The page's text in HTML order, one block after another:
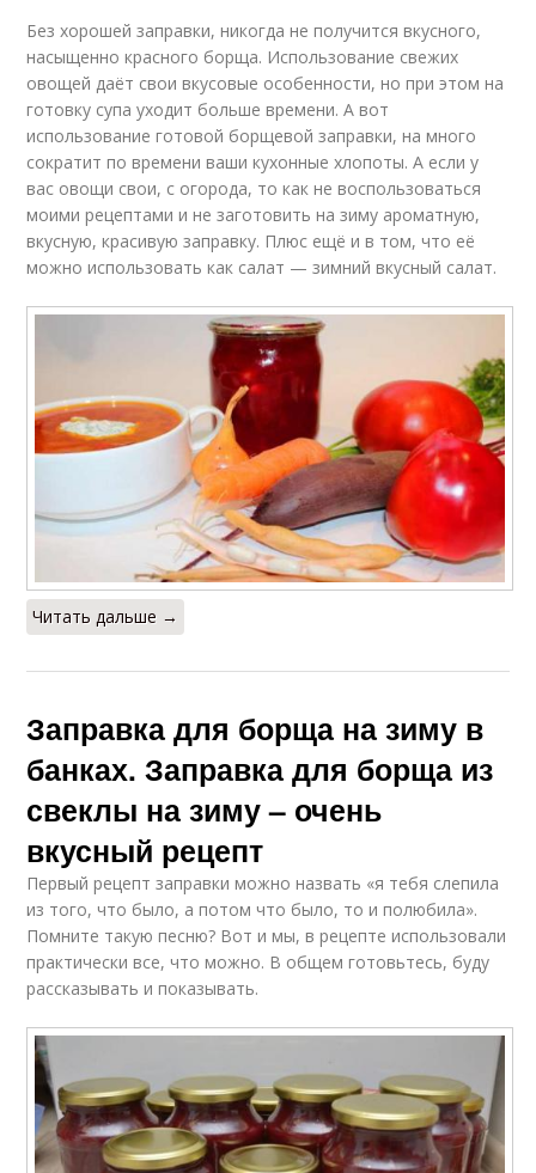
Без хорошей заправки, никогда не получится вкусного,
насыщенно красного борща. Использование свежих
овощей даёт свои вкусовые особенности, но при этом на
готовку супа уходит больше времени. А вот
использование готовой борщевой заправки, на много
сократит по времени ваши кухонные хлопоты. А если у
вас овощи свои, с огорода, то как не воспользоваться
моими рецептами и не заготовить на зиму ароматную,
вкусную, красивую заправку. Плюс ещё и в том, что её
можно использовать как салат — зимний вкусный салат.
Читать дальше →
Заправка для борща на зиму в
банках. Заправка для борща из
свеклы на зиму – очень
вкусный рецепт
Первый рецепт заправки можно назвать «я тебя слепила
из того, что было, а потом что было, то и полюбила».
Помните такую песню? Вот и мы, в рецепте использовали
практически все, что можно. В общем готовьтесь, буду
рассказывать и показывать.